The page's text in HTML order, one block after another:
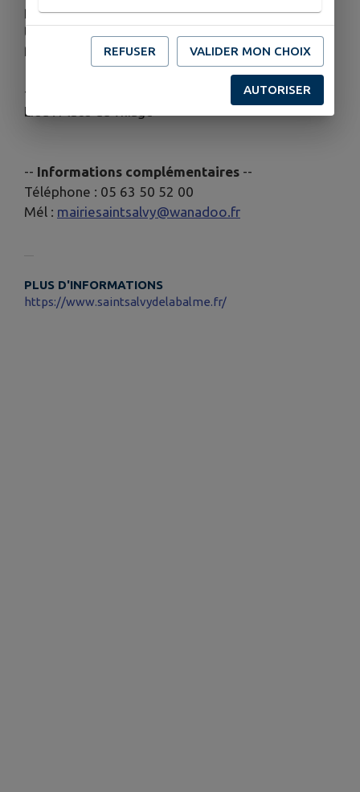
producteurs, d'échanger sur leurs méthodes de
travail et de soutenir l'économie locale tout en
faisant le plein de produits frais et de qualité.
--
Lieu : Place du village
-- Informations complémentaires --
Téléphone : 05 63 50 52 00
Mél : mairiesaintsalvy@wanadoo.fr
PLUS D'INFORMATIONS
https://www.saintsalvydelabalme.fr/
REFUSER VALIDER MON CHOIX
AUTORISER